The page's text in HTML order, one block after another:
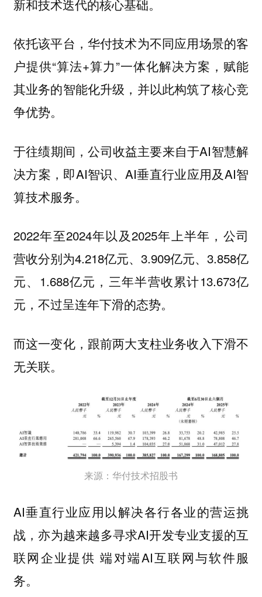
新和技术迭代的核心基础。
依托该平台，华付技术为不同应用场景的客
户提供“算法+算力”一体化解决方案，赋能
其业务的智能化升级，并以此构筑了核心竞
争优势。
于往绩期间，公司收益主要来自于AI智慧解
决方案，即AI智识、AI垂直行业应用及AI智
算技术服务。
2022年至2024年以及2025年上半年，公司
营收分别为4.218亿元、3.909亿元、3.858亿
元、1.688亿元，三年半营收累计13.673亿
元，不过呈连年下滑的态势。
而这一变化，跟前两大支柱业务收入下滑不
无关联。
来源：华付技术招股书
AI垂直行业应用以解决各行各业的营运挑
战，亦为越来越多寻求AI开发专业支援的互
联网企业提供 端对端AI互联网与软件服
务。